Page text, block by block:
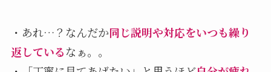
・あれ…？なんだか同じ説明や対応をいつも繰り
返しているなぁ。。